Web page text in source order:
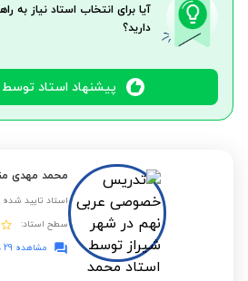
آیا برای انتخاب استاد نیاز به
دارید؟
پیشنهاد استاد توسط
محمد مهدی
استاد تایید شده
سطح استاد:
مشاهده 29 دیدگاه